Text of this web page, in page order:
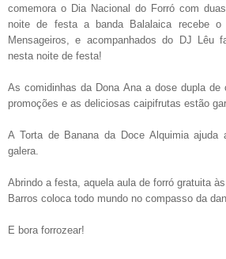
comemora o Dia Nacional do Forró com
noite de festa a banda Balalaica recebe
Mensageiros, e acompanhados do DJ Lêu
nesta noite de festa!
As comidinhas da Dona Ana a dose dupla de
promoções e as deliciosas caipifrutas estão
A Torta de Banana da Doce Alquimia ajuda
galera.
Abrindo a festa, aquela aula de forró gratuita
Barros coloca todo mundo no compasso da
E bora forrozear!